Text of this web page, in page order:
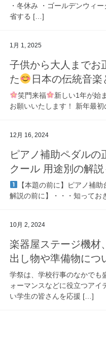
・冬休み ・ゴールデンウィ
省する […]
1月 1, 2025
子供から大人までお
た
日本の伝統音
笑門来福 新しい1年が始
お願いいたします！ 新年最
12月 16, 2024
ピアノ補助ペダルの
クール 用途別の解
【本題の前に】ピアノ補
解説の前に】・・・知ってお
10月 2, 2024
楽器屋ステージ機材
出し物や準備物につ
学祭は、学校行事のなかでも
ォーマンスなどに役立つア
い学生の皆さんを応援 […]